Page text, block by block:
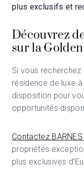
plus exclusifs et
Découvrez
sur la
Si vous recherchez
résidence de luxe
disposition pour
opportunités
Contactez
propriétés
plus exclusives